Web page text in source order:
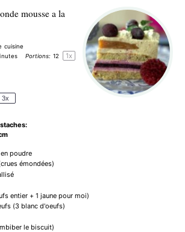
mousse a la
cuisine
Portions: 12 1x
3x
poudre
émondées)
entier + 1 jaune pour moi)
(3blanc d'oeufs)
le biscuit)